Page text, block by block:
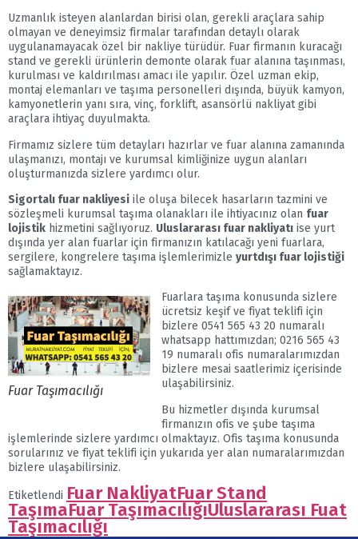
Uzmanlık isteyen alanlardan birisi olan, gerekli araçlara sahip
olmayan ve deneyimsiz firmalar tarafından detaylı olarak
uygulanamayacak özel bir nakliye türüdür. Fuar firmanın kuracağı
stand ve gerekli ürünlerin demonte olarak fuar alanına taşınması,
kurulması ve kaldırılması amacı ile yapılır. Özel uzman ekip,
montaj elemanları ve taşıma personelleri dışında, büyük kamyon,
kamyonetlerin yanı sıra, vinç, forklift, asansörlü nakliyat gibi
araçlara ihtiyaç duyulmakta.
Firmamız sizlere tüm detayları hazırlar ve fuar alanına zamanında
ulaşmanızı, montajı ve kurumsal kimliğinize uygun alanları
oluşturmanızda sizlere yardımcı olur.
Sigortalı fuar nakliyesi ile oluşa bilecek hasarların tazmini ve
sözleşmeli kurumsal taşıma olanakları ile ihtiyacınız olan fuar
lojistik hizmetini sağlıyoruz. Uluslararası fuar nakliyatı ise yurt
dışında yer alan fuarlar için firmanızın katılacağı yeni fuarlara,
sergilere, kongrelere taşıma işlemlerimizle yurtdışı fuar lojistiği
sağlamaktayız.
Fuar Taşımacılığı
Fuarlara taşıma konusunda sizlere
ücretsiz keşif ve fiyat teklifi için
bizlere 0541 565 43 20 numaralı
whatsapp hattımızdan; 0216 565 43
19 numaralı ofis numaralarımızdan
bizlere mesai saatlerimiz içerisinde
ulaşabilirsiniz.
Bu hizmetler dışında kurumsal
firmanızın ofis ve şube taşıma
işlemlerinde sizlere yardımcı olmaktayız. Ofis taşıma konusunda
sorularınız ve fiyat teklifi için yukarıda yer alan numaralarımızdan
bizlere ulaşabilirsiniz.
Etiketlendi Fuar NakliyatFuar Stand
TaşımaFuar TaşımacılığıUluslararası Fuat
Taşımacılığı